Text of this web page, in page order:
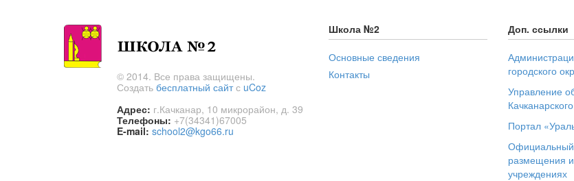
© 2014. Все права защищены.
Создать бесплатный сайтс uCoz
Адрес: г.Качканар, 10 микрорайон, д. 39
Телефоны: +7(34341)67005
E-mail: school2@kgo66.ru
Школа №2
Основные сведения
Контакты
Доп. ссылки
городского
Управление
Портал
Официальный
размещения
учреждениях